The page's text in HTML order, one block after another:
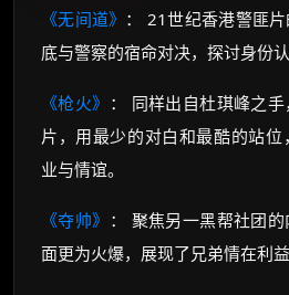
《无间道》 ： 21世纪香港警匪
底与警察的宿命对决，探讨身份
《枪火》 ： 同样出自杜琪峰之
片，用最少的对白和最酷的站
业与情谊。
《夺帅》 ： 聚焦另一黑帮社团
面更为火爆，展现了兄弟情在利益